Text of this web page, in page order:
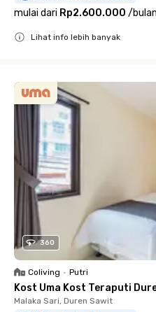
mulai dari Rp2.600.000 /bulan
Lihat info lebih banyak
360
Coliving • Putri
Kost Uma Kost Teraputi
Malaka Sari, Duren Sawit